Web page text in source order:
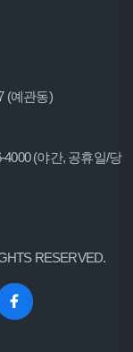
(예관동)
4000 (야간, 공휴일/당
RESERVED.